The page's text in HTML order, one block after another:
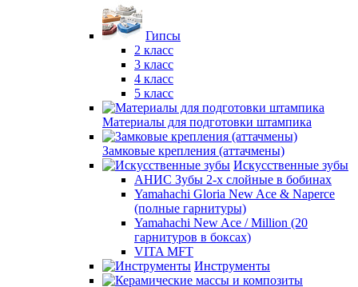
Гипсы
2 класс
3 класс
4 класс
5 класс
Материалы для подготовки штампика
Замковые крепления (аттачмены)
Искусственные зубы
АНИС Зубы 2-х слойные в бобинах
Yamahachi Gloria New Ace & Naperce
(полные гарнитуры)
Yamahachi New Ace / Million (20
гарнитуров в боксах)
VITA MFT
Инструменты